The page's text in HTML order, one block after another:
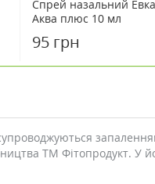
Спрей назальний
Аква плюс 10 мл
95 грн
ТМ Фітопродукт. У